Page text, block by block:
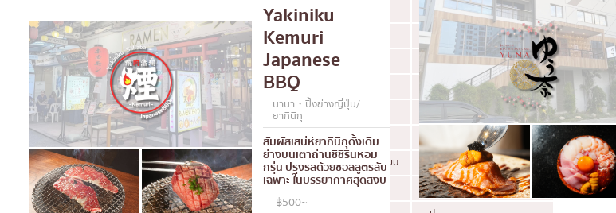
Yakiniku
Kemuri
Japanese
BBQ
นานา・ปิ้งย่างญี่ปุ่น/
ยากินิกุ
สัมผัสเสน่ห์ยากินิกุดั้งเดิม
ย่างบนเตาถ่านชิชิรินหอม
กรุ่น ปรุงรสด้วยซอสสูตรลับ
เฉพาะ ในบรรยากาศสุดสงบ
฿500~
ซูชิ
ราเมง
อิซากายะ
ปิ้งย่างญี่ปุ่น/ยากินิกุ
คัตสึด้ง/ทงคัตสึ
ชาบูชาบู/สุกี้ยากี้
แกงกะหรี่ญี่ปุ่น
ไก่ย่างเสียบไม้สไตล์ญี่ปุ่น
โซบะ/อุด้ง
ขนมหวานญี่ปุ่น
เทมปุระ
ร้านอาหารญี่ปุ่นระดับพรีเมียม
ซาชิมิ/อาหารทะเล
อาหารตะวันตกสไตล์ญี่ปุ่น
ปลาไหลย่าง